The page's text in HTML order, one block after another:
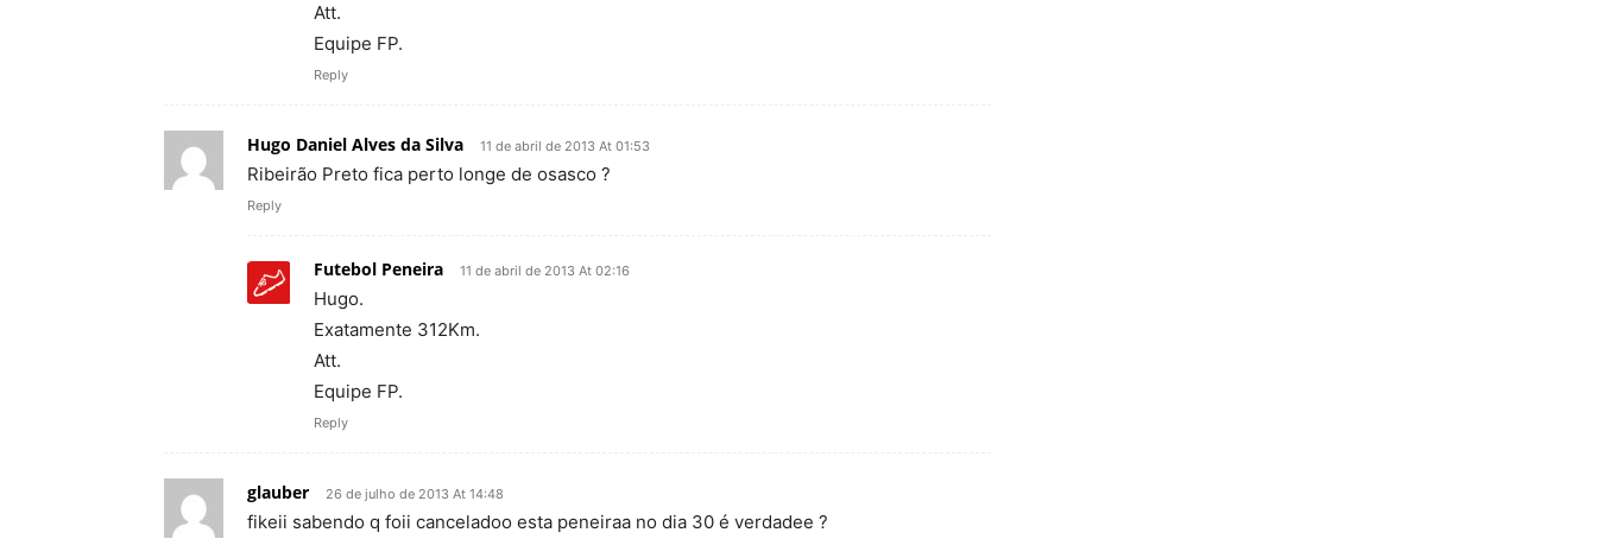
Att.
Equipe FP.
Reply
Hugo Daniel Alves da Silva 11 de abril de 2013 At 01:53
Ribeirão Preto fica perto longe de osasco ?
Reply
Futebol Peneira 11 de abril de 2013 At 02:16
Hugo.
Exatamente 312Km.
Att.
Equipe FP.
Reply
glauber 26 de julho de 2013 At 14:48
fikeii sabendo q foii canceladoo esta peneiraa no dia 30 é verdadee ?